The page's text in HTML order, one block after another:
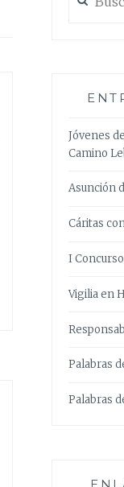
Jóvenes
Camino
Asunción
Cáritas
I
Vigilia en
Palabras
Palabras